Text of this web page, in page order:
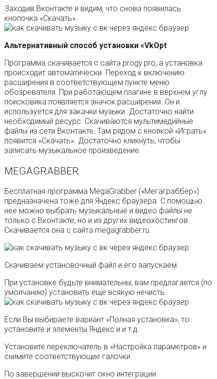
Заходив Вконтакте и видим, что снова появилась
кнопочка «Скачать».
Альтернативный способ установки «VkOpt
Программа скачивается с сайта progy.pro, а установка
происходит автоматически. Переход к включению
расширения в соответствующем пункте меню
обозревателя. При работающем плагине в верхнем углу
поисковика появляется значок расширения. Он и
используется для закачки музыки. Достаточно найти
необходимый ресурс. Скачиваются мультимедийные
файлы из сети Вконтакте. Там рядом с кнопкой «Играть»
появится «Скачать». Достаточно кликнуть, чтобы
записать музыкальное произведение.
MEGAGRABBER
Бесплатная программа MegaGrabber («Мегаграббер»)
предназначена тоже для Яндекс браузера. С помощью
нее можно выбрать музыкальные и видео файлы не
только с Вконтакте, но и из других видеохостингов.
Скачивается она с сайта megagrabber.ru.
Скачиваем установочный файл и его запускаем.
При установке будьте внимательны, вам предлагается (по
умолчанию) установить ещё всякую нечисть.
Если Вы выбираете вариант «Полная установка», то
установите и элементы Яндекс и и т.д.
Установите переключатель в «Настройка параметров» и
снимите соответствующие галочки.
По завершении выскочит окно интеграции.